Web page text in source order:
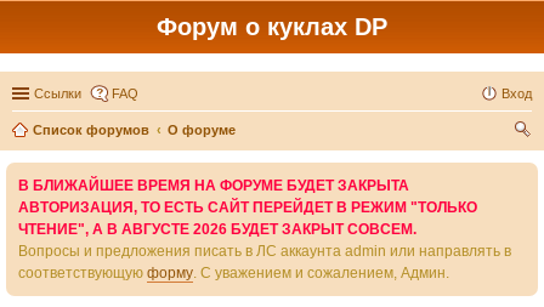
Форум о куклах DP
Ссылки FAQ Вход
Список форумов
О форуме
В БЛИЖАЙШЕЕ ВРЕМЯ НА ФОРУМЕ БУДЕТ ЗАКРЫТА
АВТОРИЗАЦИЯ, ТО ЕСТЬ САЙТ ПЕРЕЙДЕТ В РЕЖИМ "ТОЛЬКО
ЧТЕНИЕ", А В АВГУСТЕ 2026 БУДЕТ ЗАКРЫТ СОВСЕМ.
Вопросы и предложения писать в ЛС аккаунта admin или направлять в
соответствующую форму. С уважением и сожалением, Админ.